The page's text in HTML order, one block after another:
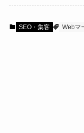
SEO・集客 Webマ